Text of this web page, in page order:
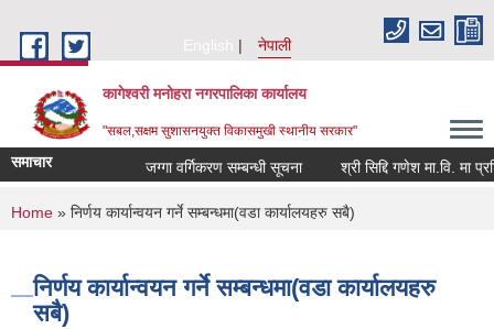
English
नेपाली
कागेश्वरी मनोहरा नगरपालिका कार्यालय
"सबल,सक्षम सुशासनयुक्त विकासमुखी स्थानीय सरकार"
समाचार जग्गा वर्गिकरण सम्बन्धी सूचना श्री सिद्दि गणेश मा.वि. मा
You are here
Home » निर्णय कार्यान्वयन गर्ने सम्बन्धमा(वडा कार्यालयहरु सबै)
निर्णय कार्यान्वयन गर्ने सम्बन्धमा(वडा कार्यालयहरु
सबै)